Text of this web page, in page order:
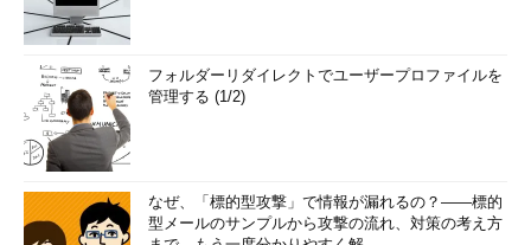
%windir%\system32\driversstore
%windir%\system32\drivers\etc
%windir%\system32\logfiles
%windir%\system32\spool
Windows Vista、Windows Server
用すると、リダイレクトされずに（リ
ダイレクト機能をパスして）、直
フォルダーリダイレクトでユーザープロファイルを
管理する (1/2)
なぜ、「標的型攻撃」で情報が漏れるの？――標的
型メールのサンプルから攻撃の流れ、対策の考え方